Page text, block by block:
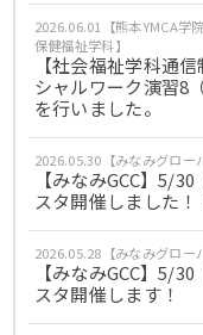
2026.06.01【熊本YMCA
保健福祉学科】
【社会福祉学科通
シャルワーク演習8
を行いました。
2026.05.30【みなみグロー
【みなみGCC】5/
スタ開催しました！
2026.05.28【みなみグロー
【みなみGCC】5/
スタ開催します！